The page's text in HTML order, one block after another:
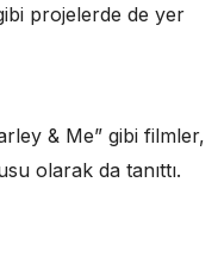
projelerde de yer
& Me” gibi filmler,
olarak da tanıttı.